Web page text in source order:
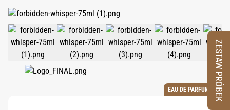
EAU DE PARFUM ZESTAW PRÓBEK